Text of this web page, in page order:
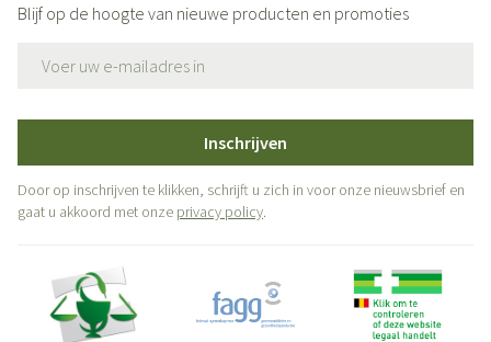
Blijf op de hoogte van nieuwe producten en promoties
Inschrijven
Door op inschrijven te klikken, schrijft u zich in voor onze nieuwsbrief en
gaat u akkoord met onze privacy policy.